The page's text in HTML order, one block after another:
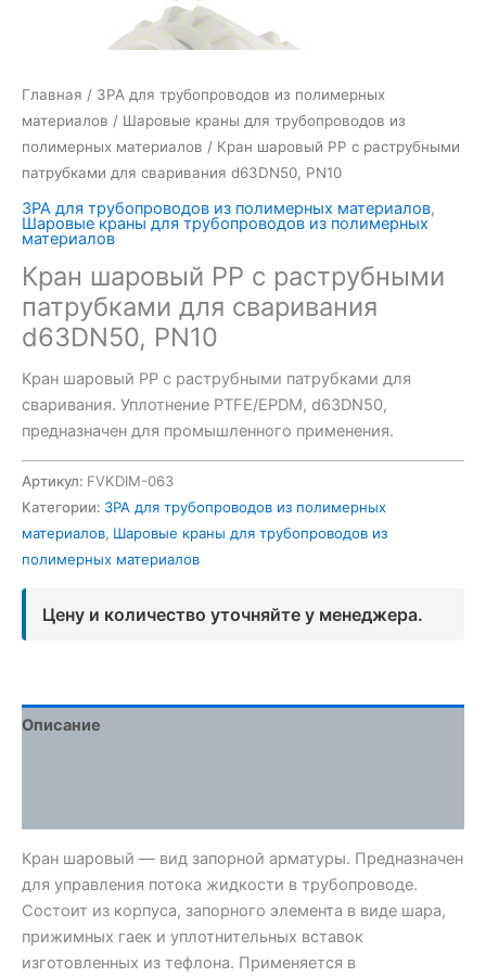
Главная / ЗРА для трубопроводов из полимерных
материалов / Шаровые краны для трубопроводов из
полимерных материалов / Кран шаровый PP c раструбными
патрубками для сваривания d63DN50, PN10
ЗРА для трубопроводов из полимерных материалов,
Шаровые краны для трубопроводов из полимерных
материалов
Кран шаровый PP c раструбными
патрубками для сваривания
d63DN50, PN10
Кран шаровый PP с раструбными патрубками для
сваривания. Уплотнение PTFE/EPDM, d63DN50,
предназначен для промышленного применения.
Артикул: FVKDIM-063
Категории: ЗРА для трубопроводов из полимерных
материалов, Шаровые краны для трубопроводов из
полимерных материалов
Цену и количество уточняйте у менеджера.
Описание
Кран шаровый — вид запорной арматуры. Предназначен
для управления потока жидкости в трубопроводе.
Состоит из корпуса, запорного элемента в виде шара,
прижимных гаек и уплотнительных вставок
изготовленных из тефлона. Применяется в